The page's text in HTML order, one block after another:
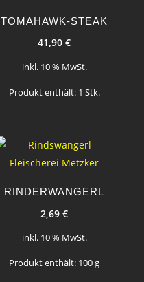
TOMAHAWK-STEAK
41,90€
inkl. 10 % MwSt.
Produkt enthält: 1 Stk.
RINDERWANGERL
2,69€
inkl. 10 % MwSt.
Produkt enthält: 100g